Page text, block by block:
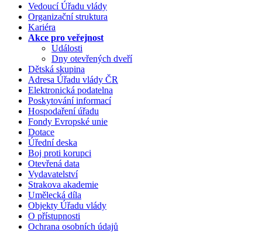
Vedoucí Úřadu vlády
Organizační struktura
Kariéra
Akce pro veřejnost
Události
Dny otevřených dveří
Dětská skupina
Adresa Úřadu vlády ČR
Elektronická podatelna
Poskytování informací
Hospodaření úřadu
Fondy Evropské unie
Dotace
Úřední deska
Boj proti korupci
Otevřená data
Vydavatelství
Strakova akademie
Umělecká díla
Objekty Úřadu vlády
O přístupnosti
Ochrana osobních údajů